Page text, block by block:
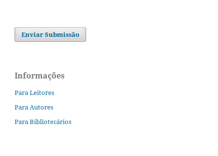
Enviar Submissão
Informações
Para Leitores
Para Autores
Para Bibliotecários